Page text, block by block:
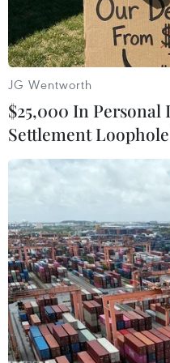
khó tin nhưng đó là
Trước khi trận
United và Chelsea
Premier League
những phát biểu
người bắt chínhtrận
sắc nhất.
Phát biểu tại buổi
chiến lược gia
Webb chính là
Điều này không
này đã có một trọng
chúngtôi hy vọng
JG Wentworth
$25,000 In Personal
Settlement